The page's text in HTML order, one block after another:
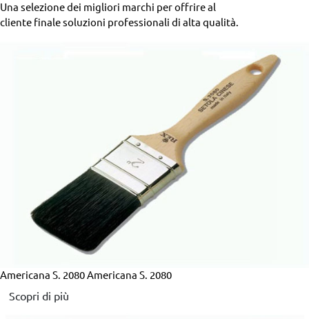
Una selezione dei migliori marchi per offrire al
cliente finale soluzioni professionali di alta qualità.
Americana S. 2080Americana S. 2080
Scopri di più